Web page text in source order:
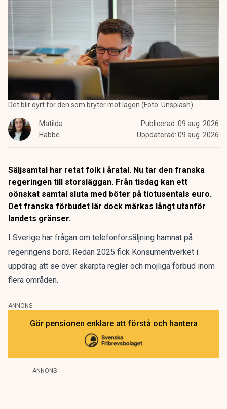
Det blir dyrt för den som bryter mot lagen (Foto: Unsplash)
Matilda
Habbe
Publicerad: 09 aug. 2026
Uppdaterad: 09 aug. 2026
Säljsamtal har retat folk i åratal. Nu tar den franska
regeringen till storsläggan. Från tisdag kan ett
oönskat samtal sluta med böter på tiotusentals euro.
Det franska förbudet lär dock märkas långt utanför
landets gränser.
I Sverige har frågan om telefonförsäljning hamnat på
regeringens bord. Redan 2025 fick Konsumentverket i
uppdrag att se över skärpta regler och möjliga förbud inom
flera områden.
ANNONS
Gör pensionen enklare att förstå och hantera
ANNONS